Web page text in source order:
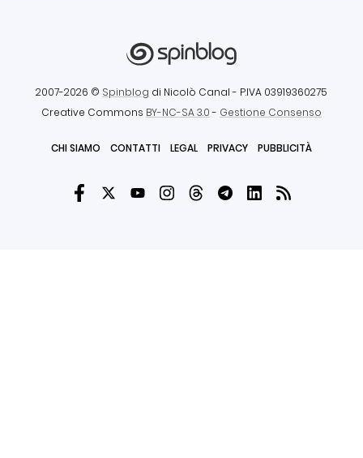
2007-2026 © Spinblog di Nicolò Canal - P.IVA 03919360275
Creative Commons BY-NC-SA 3.0- Gestione Consenso
CHI SIAMO CONTATTI LEGAL PRIVACY PUBBLICITÀ